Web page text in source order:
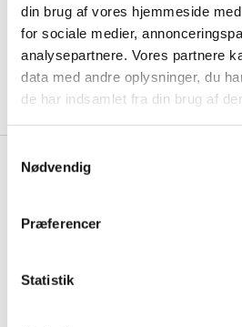
din brug af vores hjemmeside
for sociale medier,
analysepartnere. Vores partnere
data med andre oplysninger, du
de har indsamlet fra din brug af
Nødvendig
Præferencer
Statistik
Du kan tilmelde dig holdet i
Sognegård mandage kl.
23466943 til kirke-
Kloster